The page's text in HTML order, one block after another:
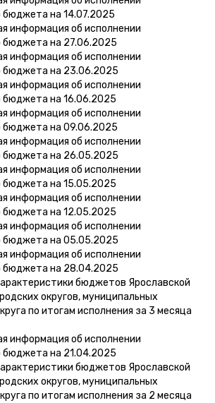
бюджета на 14.07.2025
информация об исполнении
бюджета на 27.06.2025
информация об исполнении
бюджета на 23.06.2025
информация об исполнении
бюджета на 16.06.2025
информация об исполнении
бюджета на 09.06.2025
информация об исполнении
бюджета на 26.05.2025
информация об исполнении
бюджета на 15.05.2025
информация об исполнении
бюджета на 12.05.2025
информация об исполнении
бюджета на 05.05.2025
информация об исполнении
бюджета на 28.04.2025
бюджетов Ярославской
округов, муниципальных
по итогам исполнения за 3 месяца
информация об исполнении
бюджета на 21.04.2025
бюджетов Ярославской
округов, муниципальных
по итогам исполнения за 2 месяца